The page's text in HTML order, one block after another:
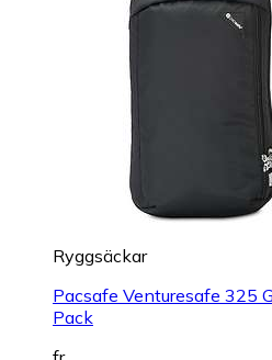
Ryggsäckar
Pacsafe Venturesafe 325
Pack